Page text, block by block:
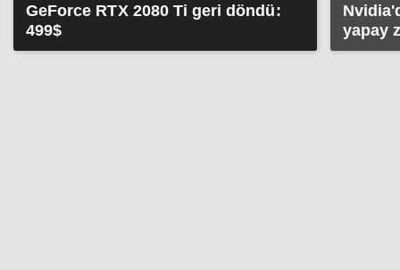
GeForce RTX 2080 Ti geri döndü:
499$
yapay
taşıyor